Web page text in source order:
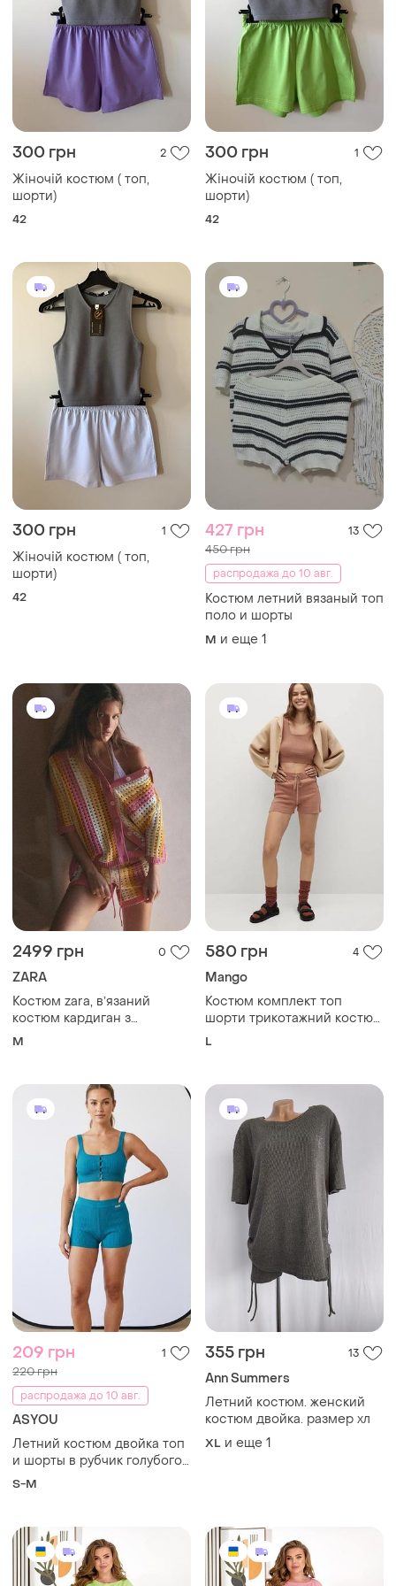
300 грн 2
Жіночій костюм ( топ,
шорти)
42
300 грн 1
Жіночій костюм ( топ,
шорти)
42
300 грн 1
Жіночій костюм ( топ,
шорти)
42
427 грн 13
450 грн
распродажа до 10 авг.
Костюм летний вязаный топ
поло и шорты
M и еще 1
2499 грн 0
ZARA
Костюм zara, вʼязаний
костюм кардиган з
шортами zara, трикотажний
смужку zara
M
580 грн 4
Mango
Костюм комплект топ
шорти трикотажний костюм
топ и шорты трикотажный
L
209 грн 1
220 грн
распродажа до 10 авг.
ASYOU
Летний костюм двойка топ
и шорты в рубчик голубого
цвета
S-M
355 грн 13
Ann Summers
Летний костюм. женский
костюм двойка. размер хл
XL и еще 1